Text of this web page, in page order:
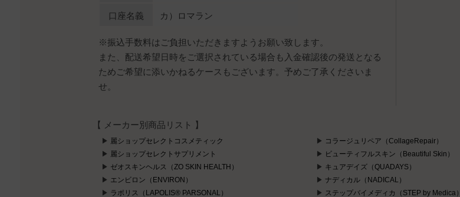
口座名義 カ）ロマラン
※振込手数料はご負担いただきますようお願い致します。
また、配送希望日時をご選択されている場合も入金確認後の発送となる
ためご希望に添いかねるケースもございます。予めご了承くださいま
せ。
【 メーカー別商品リスト 】
麗ショップセレクトコスメティック
麗ショップセレクトサプリメント
ゼオスキンヘルス（ZO SKIN HEALTH）
エンビロン（ENVIRON）
ラポリス（LAPOLIS® PARSONAL）
コラージュリペア（CollageRepair）
ビューティフルスキン（Beautiful Skin）
キュアデイズ（QUADAYS）
ナディカル（NADICAL）
ステップバイメディカ（STEP by Medica）